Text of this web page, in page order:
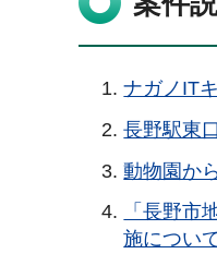
ナガノIT
長野駅東
動物園か
「長野市
施につい